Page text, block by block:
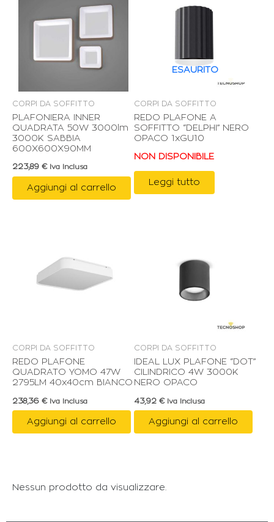
CORPI DA SOFFITTO
PLAFONIERA INNER
QUADRATA 50W 3000lm
3000K SABBIA
600X600X90MM
223,89 € Iva Inclusa
Aggiungi al carrello
ESAURITO
CORPI DA SOFFITTO
REDO PLAFONE A
SOFFITTO “DELPHI” NERO
OPACO 1xGU10
NON DISPONIBILE
Leggi tutto
CORPI DA SOFFITTO
REDO PLAFONE
QUADRATO YOMO 47W
2795LM 40x40cm BIANCO
238,36 € Iva Inclusa
Aggiungi al carrello
CORPI DA SOFFITTO
IDEAL LUX PLAFONE “DOT”
CILINDRICO 4W 3000K
NERO OPACO
43,92 € Iva Inclusa
Aggiungi al carrello
Nessun prodotto da visualizzare.